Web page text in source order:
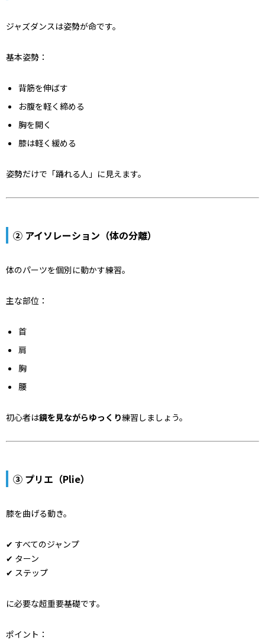
ジャズダンスは姿勢が命です。
基本姿勢：
背筋を伸ばす
お腹を軽く締める
胸を開く
膝は軽く緩める
姿勢だけで「踊れる人」に見えます。
② アイソレーション（体の分離）
体のパーツを個別に動かす練習。
主な部位：
首
肩
胸
腰
初心者は鏡を見ながらゆっくり練習しましょう。
③ プリエ（Plie）
膝を曲げる動き。
✔ すべてのジャンプ
✔ ターン
✔ ステップ
に必要な超重要基礎です。
ポイント：